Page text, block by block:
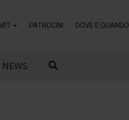
PATROCINI DOVE E QUANDO
NEWS